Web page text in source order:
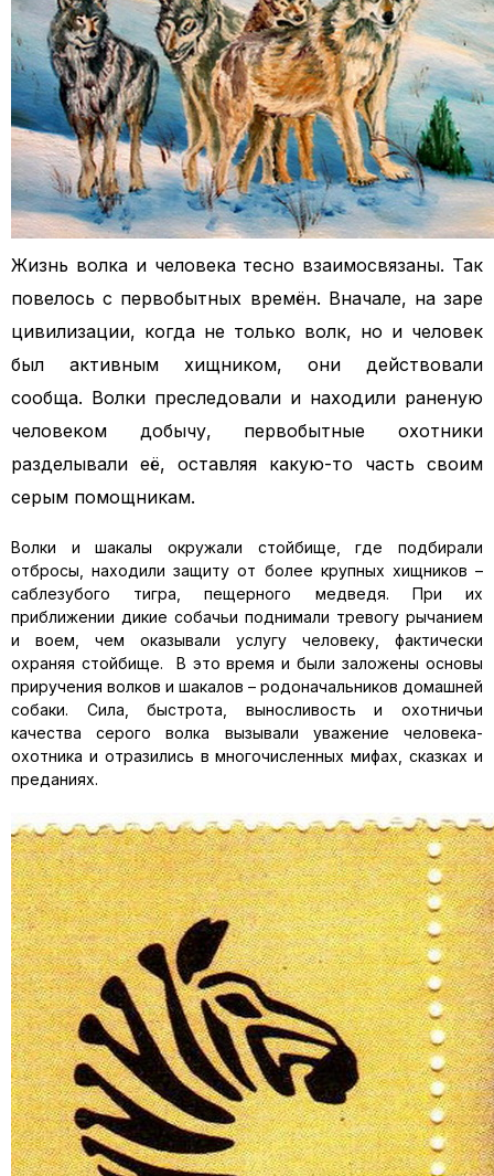
Жизнь волка и человека тесно взаимосвязаны. Так
повелось с первобытных времён. Вначале, на заре
цивилизации, когда не только волк, но и человек
был активным хищником, они действовали
сообща. Волки преследовали и находили раненую
человеком добычу, первобытные охотники
разделывали её, оставляя какую-то часть своим
серым помощникам.
Волки и шакалы окружали стойбище, где подбирали
отбросы, находили защиту от более крупных хищников –
саблезубого тигра, пещерного медведя. При их
приближении дикие собачьи поднимали тревогу рычанием
и воем, чем оказывали услугу человеку, фактически
охраняя стойбище. В это время и были заложены основы
приручения волков и шакалов – родоначальников домашней
собаки. Сила, быстрота, выносливость и охотничьи
качества серого волка вызывали уважение человека-
охотника и отразились в многочисленных мифах, сказках и
преданиях.